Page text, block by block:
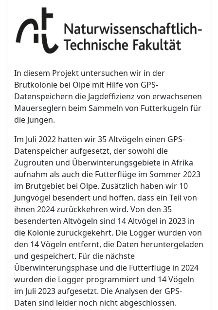
In diesem Projekt untersuchen wir in der
Brutkolonie bei Olpe mit Hilfe von GPS-
Datenspeichern die Jagdeffizienz von erwachsenen
Mauerseglern beim Sammeln von Futterkugeln für
die Jungen.
Im Juli 2022 hatten wir 35 Altvögeln einen GPS-
Datenspeicher aufgesetzt, der sowohl die
Zugrouten und Überwinterungsgebiete in Afrika
aufnahm als auch die Futterflüge im Sommer 2023
im Brutgebiet bei Olpe. Zusätzlich haben wir 10
Jungvögel besendert und hoffen, dass ein Teil von
ihnen 2024 zurückkehren wird. Von den 35
besenderten Altvögeln sind 14 Altvögel in 2023 in
die Kolonie zurückgekehrt. Die Logger wurden von
den 14 Vögeln entfernt, die Daten heruntergeladen
und gespeichert. Für die nächste
Überwinterungsphase und die Futterflüge in 2024
wurden die Logger programmiert und 14 Vögeln
im Juli 2023 aufgesetzt. Die Analysen der GPS-
Daten sind leider noch nicht abgeschlossen.